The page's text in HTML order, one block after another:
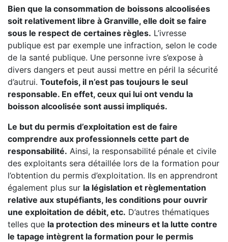
Bien que la consommation de boissons alcoolisées
soit relativement libre à Granville, elle doit se faire
sous le respect de certaines règles. L’ivresse
publique est par exemple une infraction, selon le code
de la santé publique. Une personne ivre s’expose à
divers dangers et peut aussi mettre en péril la sécurité
d’autrui. Toutefois, il n’est pas toujours le seul
responsable. En effet, ceux qui lui ont vendu la
boisson alcoolisée sont aussi impliqués.
Le but du permis d’exploitation est de faire
comprendre aux professionnels cette part de
responsabilité. Ainsi, la responsabilité pénale et civile
des exploitants sera détaillée lors de la formation pour
l’obtention du permis d’exploitation. Ils en apprendront
également plus sur la législation et règlementation
relative aux stupéfiants, les conditions pour ouvrir
une exploitation de débit, etc. D’autres thématiques
telles que la protection des mineurs et la lutte contre
le tapage intègrent la formation pour le permis